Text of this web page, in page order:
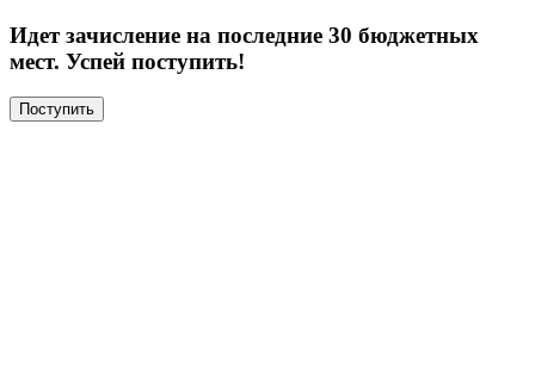
Идет зачисление на последние 30 бюджетных
мест. Успей поступить!
Поступить